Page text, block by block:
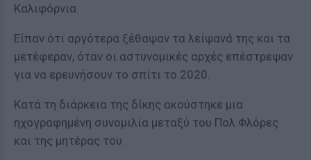
Καλιφόρνια.
Είπαν ότι αργότερα ξέθαψαν τα λείψανά της και τα
μετέφεραν, όταν οι αστυνομικές αρχές επέστρεψαν
για να ερευνήσουν το σπίτι το 2020.
Κατά τη διάρκεια της δίκης ακούστηκε μια
ηχογραφημένη συνομιλία μεταξύ του Πολ Φλόρες
και της μητέρας του.